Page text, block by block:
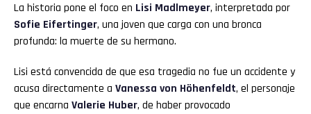
La historia pone el foco en Lisi Madlmeyer, interpretada por
Sofie Eifertinger, una joven que carga con una bronca
profunda: la muerte de su hermano.
Lisi está convencida de que esa tragedia no fue un accidente y
acusa directamente a Vanessa von Höhenfeldt, el personaje
que encarna Valerie Huber, de haber provocado